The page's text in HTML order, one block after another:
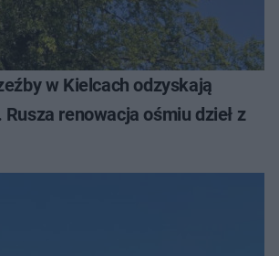
w Kielcach odzyskają
renowacja ośmiu dzieł z